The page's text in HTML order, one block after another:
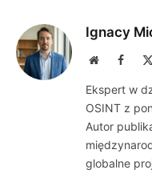
Ignacy
Website
Ekspert w
OSINT z
Autor
globalne